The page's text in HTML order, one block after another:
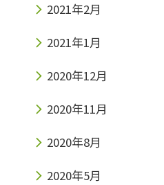
2021年2月
2021年1月
2020年12月
2020年11月
2020年8月
2020年5月